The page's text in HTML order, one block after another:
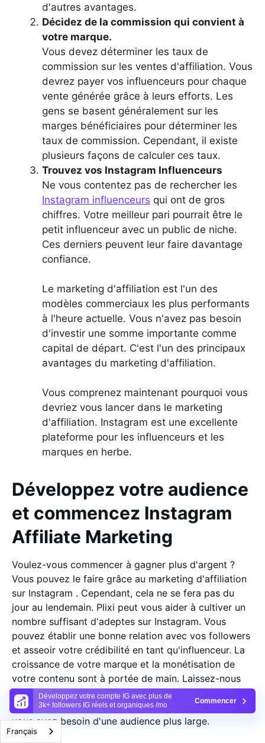
Développez votre compte IG avec plus de
3k+ followers IG réels et organiques /mo
Commencer
d'autres avantages.
Décidez de la commission qui convient à
votre marque.
Vous devez déterminer les taux de
commission sur les ventes d'affiliation. Vous
devrez payer vos influenceurs pour chaque
vente générée grâce à leurs efforts. Les
gens se basent généralement sur les
marges bénéficiaires pour déterminer les
taux de commission. Cependant, il existe
plusieurs façons de calculer ces taux.
Trouvez vos Instagram Influenceurs
Ne vous contentez pas de rechercher les
Instagram influenceurs qui ont de gros
chiffres. Votre meilleur pari pourrait être le
petit influenceur avec un public de niche.
Ces derniers peuvent leur faire davantage
confiance.
Le marketing d'affiliation est l'un des
modèles commerciaux les plus performants
à l'heure actuelle. Vous n'avez pas besoin
d'investir une somme importante comme
capital de départ. C'est l'un des principaux
avantages du marketing d'affiliation.
Vous comprenez maintenant pourquoi vous
devriez vous lancer dans le marketing
d'affiliation. Instagram est une excellente
plateforme pour les influenceurs et les
marques en herbe.
Développez votre audience
et commencez Instagram
Affiliate Marketing
Voulez-vous commencer à gagner plus d'argent ?
Vous pouvez le faire grâce au marketing d'affiliation
sur Instagram . Cependant, cela ne se fera pas du
jour au lendemain. Plixi peut vous aider à cultiver un
nombre suffisant d'adeptes sur Instagram. Vous
pouvez établir une bonne relation avec vos followers
et asseoir votre crédibilité en tant qu'influenceur. La
croissance de votre marque et la monétisation de
votre contenu sont à portée de main. Laissez-nous
vous aider. Nous savons ce qu'il faut faire si vous
souhaitez devenir un affilié de Instagram mais que
vous avez besoin d'une audience plus large.
Français